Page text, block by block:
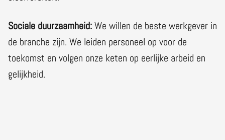
Sociale duurzaamheid:We willen de beste werkgever in
de branche zijn. We leiden personeel op voor de
toekomst en volgen onze keten op eerlijke arbeid en
gelijkheid.